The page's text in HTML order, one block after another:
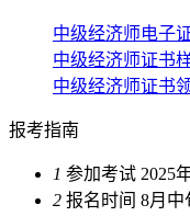
中级经济师电子
中级经济师证书
中级经济师证书
报考指南
1 参加考试 2025
2 报名时间 8月中